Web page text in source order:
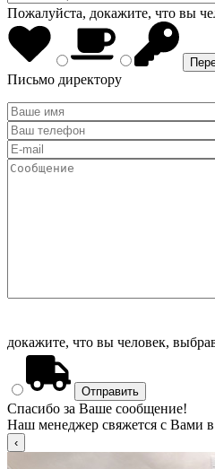
Пожалуйста, докажите, что вы
Письмо директору
докажите, что вы человек,
Спасибо за Ваше сообщение!
Наш менеджер свяжется с Вами